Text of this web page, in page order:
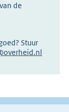
de
Stuur